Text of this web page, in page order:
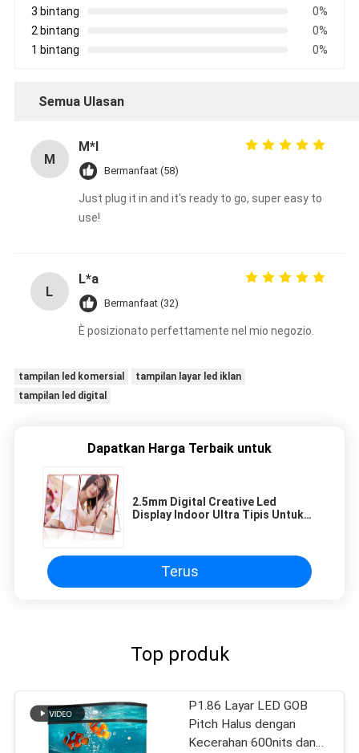
3 bintang
0%
2 bintang
0%
1 bintang
0%
Semua Ulasan
M
M*l
Bermanfaat (58)
Just plug it in and it's ready to go, super easy to
use!
L
L*a
Bermanfaat (32)
È posizionato perfettamente nel mio negozio.
tampilan led komersial
tampilan layar led iklan
tampilan led digital
Dapatkan Harga Terbaik untuk
2.5mm Digital Creative Led
Display Indoor Ultra Tipis Untuk
Terus
Top produk
P1.86 Layar LED GOB
Pitch Halus dengan
Kecerahan 600nits dan